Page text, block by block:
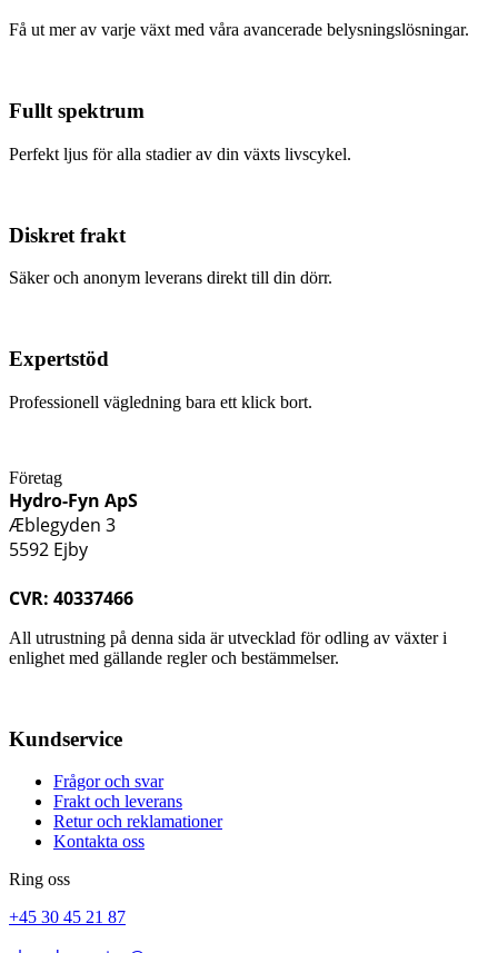
Få ut mer av varje växt med våra avancerade belysningslösningar.
Fullt spektrum
Perfekt ljus för alla stadier av din växts livscykel.
Diskret frakt
Säker och anonym leverans direkt till din dörr.
Expertstöd
Professionell vägledning bara ett klick bort.
Företag
Hydro-Fyn ApS
Æblegyden 3
5592 Ejby
CVR: 40337466
All utrustning på denna sida är utvecklad för odling av växter i
enlighet med gällande regler och bestämmelser.
Kundservice
Frågor och svar
Frakt och leverans
Retur och reklamationer
Kontakta oss
Ring oss
+45 30 45 21 87